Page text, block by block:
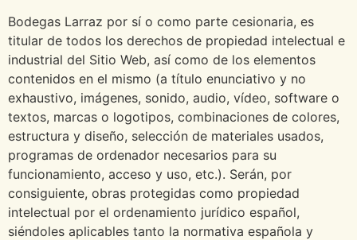
Bodegas Larraz por sí o como parte cesionaria, es
titular de todos los derechos de propiedad intelectual e
industrial del Sitio Web, así como de los elementos
contenidos en el mismo (a título enunciativo y no
exhaustivo, imágenes, sonido, audio, vídeo, software o
textos, marcas o logotipos, combinaciones de colores,
estructura y diseño, selección de materiales usados,
programas de ordenador necesarios para su
funcionamiento, acceso y uso, etc.). Serán, por
consiguiente, obras protegidas como propiedad
intelectual por el ordenamiento jurídico español,
siéndoles aplicables tanto la normativa española y